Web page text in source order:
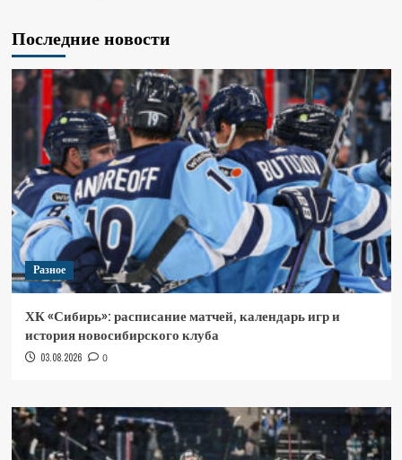
Последние новости
Разное
ХК «Сибирь»: расписание матчей, календарь игр и
история новосибирского клуба
03.08.2026 0